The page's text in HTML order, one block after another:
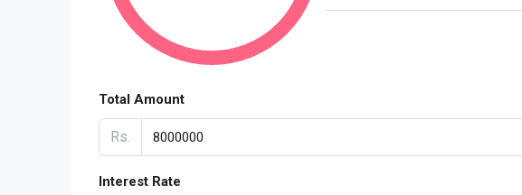
Total Amount
Rs.
Interest Rate